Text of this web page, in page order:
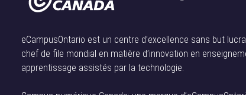
eCampusOntario est un centre d’excellence sans but
chef de file mondial en matière d’innovation en
apprentissage assistés par la technologie.